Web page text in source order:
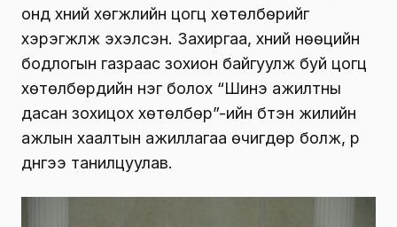
онд хүний хөгжлийн цогц хөтөлбөрийг
хэрэгжүүлж эхэлсэн. Захиргаа, хүний нөөцийн
бодлогын газраас зохион байгуулж буй цогц
хөтөлбөрүүдийн нэг болох “Шинэ ажилтны
дасан зохицох хөтөлбөр”-ийн бүтэн жилийн
ажлын хаалтын ажиллагаа өчигдөр болж, үр
дүнгээ танилцуулав.